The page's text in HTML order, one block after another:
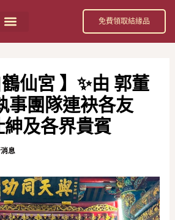
免費領取結緣品
仙宮 】✨由 郭董
事團隊連袂各友
及各界貴賓
息